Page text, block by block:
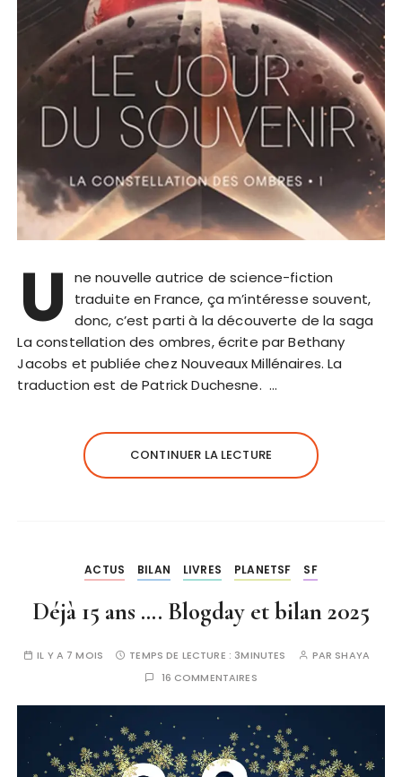
U
ne nouvelle autrice de science-fiction
traduite en France, ça m’intéresse souvent,
donc, c’est parti à la découverte de la saga
La constellation des ombres, écrite par Bethany
Jacobs et publiée chez Nouveaux Millénaires. La
traduction est de Patrick Duchesne. …
CONTINUER LA LECTURE
ACTUS BILAN LIVRES PLANETSF SF
Déjà 15 ans …. Blogday et bilan 2025
IL Y A 7 MOIS TEMPS DE LECTURE : 3MINUTES PAR SHAYA
16 COMMENTAIRES